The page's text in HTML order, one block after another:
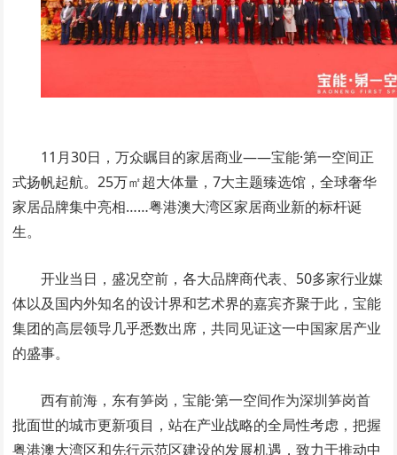
11月30日，万众瞩目的家居商业——宝能·第一空间正
式扬帆起航。25万㎡超大体量，7大主题臻选馆，全球奢华
家居品牌集中亮相……粤港澳大湾区家居商业新的标杆诞
生。
开业当日，盛况空前，各大品牌商代表、50多家行业媒
体以及国内外知名的设计界和艺术界的嘉宾齐聚于此，宝能
集团的高层领导几乎悉数出席，共同见证这一中国家居产业
的盛事。
西有前海，东有笋岗，宝能·第一空间作为深圳笋岗首
批面世的城市更新项目，站在产业战略的全局性考虑，把握
粤港澳大湾区和先行示范区建设的发展机遇，致力于推动中